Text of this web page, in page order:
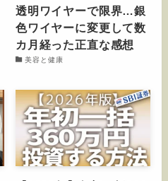
透明ワイヤーで限界…銀
色ワイヤーに変更して数
カ月経った正直な感想
美容と健康